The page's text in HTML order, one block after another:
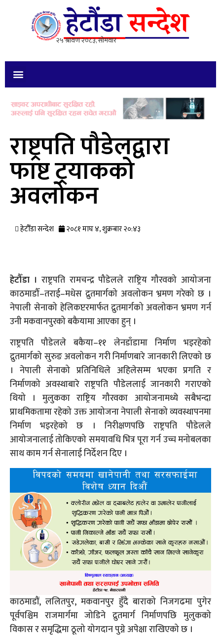
राष्ट्रपति पौडेलद्वारा
फाष्ट ट्रयाकको
अवलोकन
हेटौँडा सन्देश २०८१ माघ ४, शुक्रबार २०:४३
हेटौँडा । राष्ट्रपति रामचन्द्र पौडेलले राष्ट्रिय गौरवको आयोजना
काठमाडौँ–तराई–मधेस द्रुतमार्गको अवलोकन भ्रमण गरेको छ ।
नेपाली सेनाको हेलिकप्टरमार्फत द्रुतमार्गको अवलोकन भ्रमण गर्न
उनी मकवानपुरको बकैयामा आएका हुन् ।
राष्ट्रपति पौडेलले बकैया–११ लेनडाँडामा निर्माण भइरहेको
द्रुतमार्गको सुरुङ अवलोकन गरी निर्माणबारे जानकारी लिएको छ
। नेपाली सेनाको प्रतिनिधिले अहिलेसम्म भएका प्रगति र
निर्माणको अवस्थाबारे राष्ट्रपति पौडेललाई जानकारी गराएको
थियो । मुलुकका राष्ट्रिय गौरवका आयोजनामध्ये सबैभन्दा
प्राथमिकतामा रहेको उक्त आयोजना नेपाली सेनाको व्यवस्थापनमा
निर्माण भइरहेको छ । निरीक्षणपछि राष्ट्रपति पौडेलले
आयोजनालाई तोकिएको समयावधि भित्र पूरा गर्न उच्च मनोबलका
साथ काम गर्न सेनालाई निर्देशन दिए ।
काठमाडौं, ललितपुर, मकवानपुर हुँदै बाराको निजगढमा पुगेर
पूर्वपश्चिम राजमार्गमा जोडिने द्रुतमार्ग निर्माणपछि मुलुकको
विकास र समृद्धिमा ठूलो योगदान पुग्ने अपेक्षा राखिएको छ ।